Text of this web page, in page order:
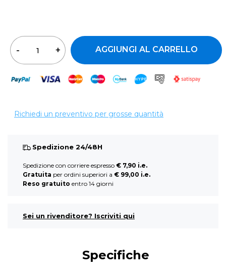
AGGIUNGI AL CARRELLO
Richiedi un preventivo per grosse quantità
Spedizione 24/48H
Spedizione con corriere espresso € 7,90 i.e.
Gratuita per ordini superiori a € 99,00 i.e.
Reso gratuito entro 14 giorni
Sei un rivenditore? Iscriviti qui
Specifiche